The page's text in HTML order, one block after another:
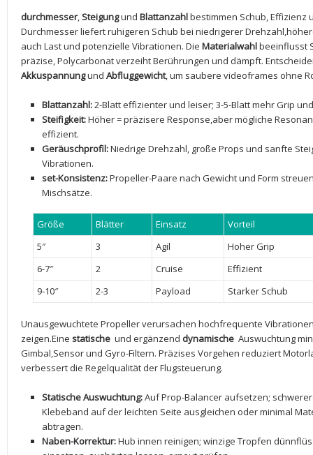
durchmesser,Steigung‍und⁤ Blattanzahlbestimmen Schub,
Durchmesser liefert ruhigeren Schub bei⁢ niedrigerer‍
​auch Last ⁢und potenzielle Vibrationen. Die Materialwahlbeeinflusst
präzise, ⁢Polycarbonat verzeiht Berührungen und dämpft.
Akkuspannung​und Abfluggewicht, um saubere videoframes ohne
Blattanzahl:2-Blatt effizienter und leiser;​ 3-5-Blatt mehr Grip
Steifigkeit:Höher ‌= präzisere Response,aber mögliche
effizient.
Geräuschprofil:Niedrige‌ Drehzahl, große Props und sanfte
Vibrationen.
set-Konsistenz:Propeller-Paare ​nach Gewicht und ‌Form
Mischsätze.
Größe Blätter Einsatz
Vorteil
5″
3 Agil
Hoher ‍Grip
6-7″
2 Cruise
Effizient
9-10″
2-3 Payload Starker Schub
Unausgewuchtete‍ Propeller verursachen hochfrequente‍
zeigen.Eine statische ​ und ergänzend dynamische Auswuchtung
Gimbal,Sensor und Gyro-Filtern. Präzises Vorgehen⁢ reduziert⁢
verbessert die Regelqualität der Flugsteuerung.
Statische Auswuchtung:Auf Prop-Balancer aufsetzen;
Klebeband auf der leichten Seite ‍ausgleichen‌ oder⁣ minimal
abtragen.
Naben-Korrektur:Hub innen reinigen; winzige Tropfen